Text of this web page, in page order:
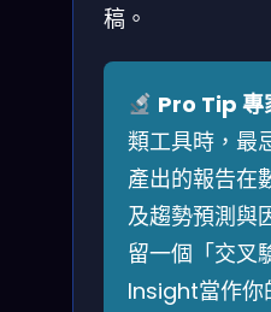
稿。
Pro Tip 專
類工具時，最
產出的報告在
及趨勢預測與
留一個「交叉
Insight當作你